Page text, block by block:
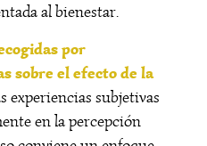
al bienestar.
por
sobre el efecto de la
experiencias subjetivas
en la percepción